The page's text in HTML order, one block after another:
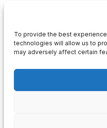
To provide the best
technologies will allow us to
may adversely affect certain